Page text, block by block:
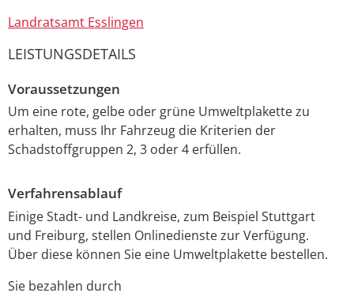
Landratsamt Esslingen
LEISTUNGSDETAILS
Voraussetzungen
Um eine rote, gelbe oder grüne Umweltplakette zu
erhalten, muss Ihr Fahrzeug die Kriterien der
Schadstoffgruppen 2, 3 oder 4 erfüllen.
Verfahrensablauf
Einige Stadt- und Landkreise, zum Beispiel Stuttgart
und Freiburg, stellen Onlinedienste zur Verfügung.
Über diese können Sie eine Umweltplakette bestellen.
Sie bezahlen durch